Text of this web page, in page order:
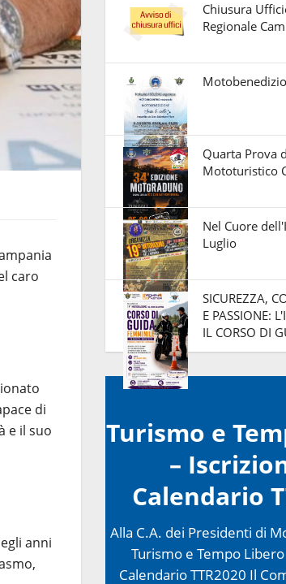
caro
di
e il suo
anni
Chiusura
Regionale
Quarta Prova
Mototuristico
Nel Cuore
Luglio
SICUREZZA,
E PASSIONE:
IL CORSO DI
Turismo e
–
Calendario
Alla C.A. dei Presidenti di
Turismo e Tempo
Calendario TTR2020 Il